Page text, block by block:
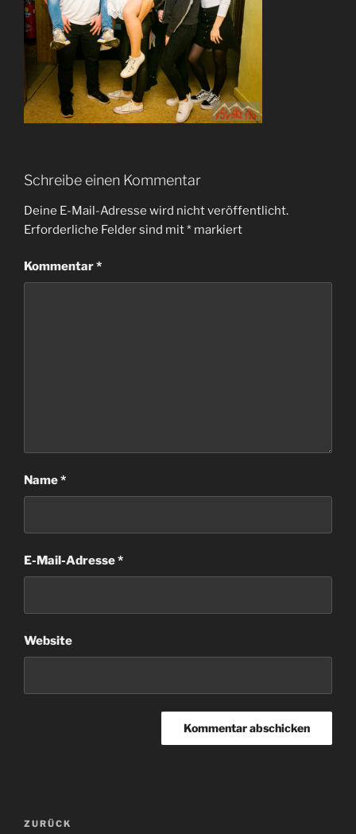
Schreibe einen Kommentar
Deine E-Mail-Adresse wird nicht veröffentlicht.
Erforderliche Felder sind mit* markiert
Kommentar*
Name*
E-Mail-Adresse*
Website
Beitragsnavigation
Vorheriger
ZURÜCK